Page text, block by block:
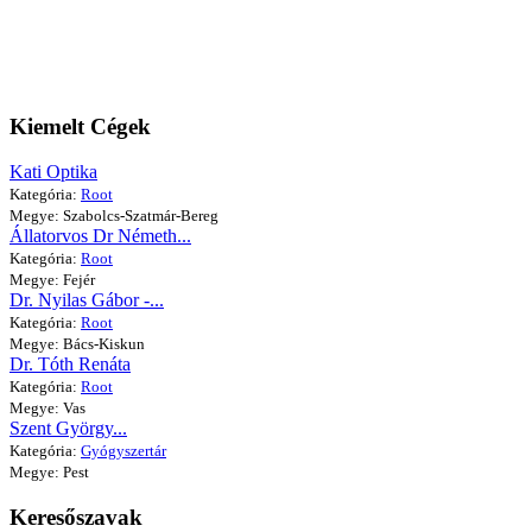
Kiemelt Cégek
Kati Optika
Kategória: Root
Megye: Szabolcs-Szatmár-Bereg
Állatorvos Dr Németh...
Kategória: Root
Megye: Fejér
Dr. Nyilas Gábor -...
Kategória: Root
Megye: Bács-Kiskun
Dr. Tóth Renáta
Kategória: Root
Megye: Vas
Szent György...
Kategória: Gyógyszertár
Megye: Pest
Keresőszavak